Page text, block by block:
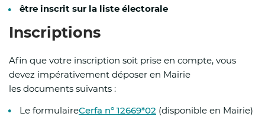
échanges avec l’inspecteur académique de
Arrêtés préfectoraux
Le préfet du Pas-de-Calais a également pris
rouge :
Interdiction des manifestations et
être inscrit sur la liste électorale
Inscriptions
Afin que votre inscription soit prise en compte, vous
devez impérativement déposer en Mairie
les documents suivants :
Le formulaireCerfa n° 12669*02 (disponible en Mairie)